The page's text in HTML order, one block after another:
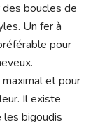
boucles de
Un fer à
pour
et pour
Il existe
bigoudis